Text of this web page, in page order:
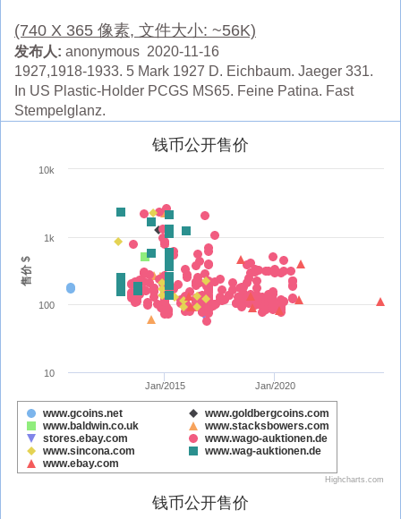
(740 X 365 像素, 文件大小: ~56K)
发布人: anonymous 2020-11-16
1927,1918-1933. 5 Mark 1927 D. Eichbaum. Jaeger 331.
In US Plastic-Holder PCGS MS65. Feine Patina. Fast
Stempelglanz.